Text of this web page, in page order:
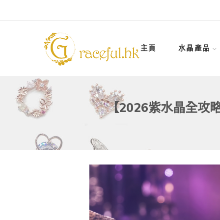
主頁 水晶產品
【2026紫水晶全攻